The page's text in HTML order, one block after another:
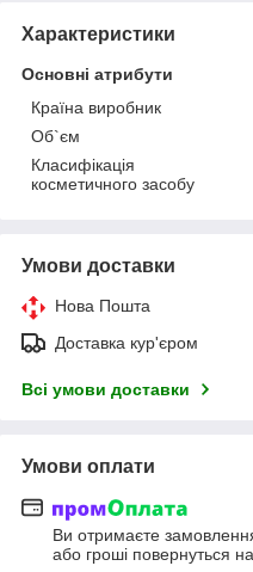
Характеристики
Основні атрибути
Країна виробник
Об`єм
Класифікація
косметичного засобу
Умови доставки
Нова Пошта
Доставка кур'єром
Всі умови доставки
Умови оплати
Ви отримаєте
або гроші повернуться